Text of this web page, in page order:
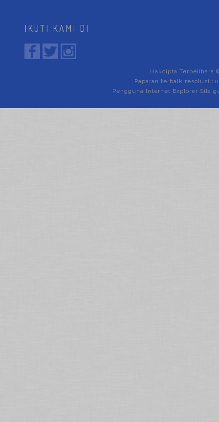
IKUTI KAMI DI
Hakcipta Terpelihara
Paparan terbaik resolusi
Pengguna Internet Explorer Sila